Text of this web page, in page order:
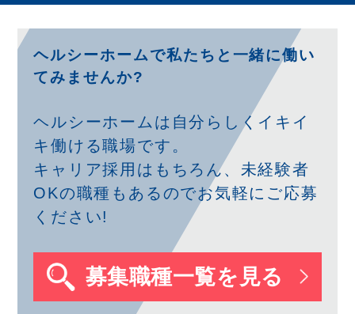
ヘルシーホームで私たちと一緒に働い
てみませんか?
ヘルシーホームは自分らしくイキイ
キ働ける職場です。
キャリア採用はもちろん、未経験者
OKの職種もあるのでお気軽にご応募
ください!
募集職種一覧を見る